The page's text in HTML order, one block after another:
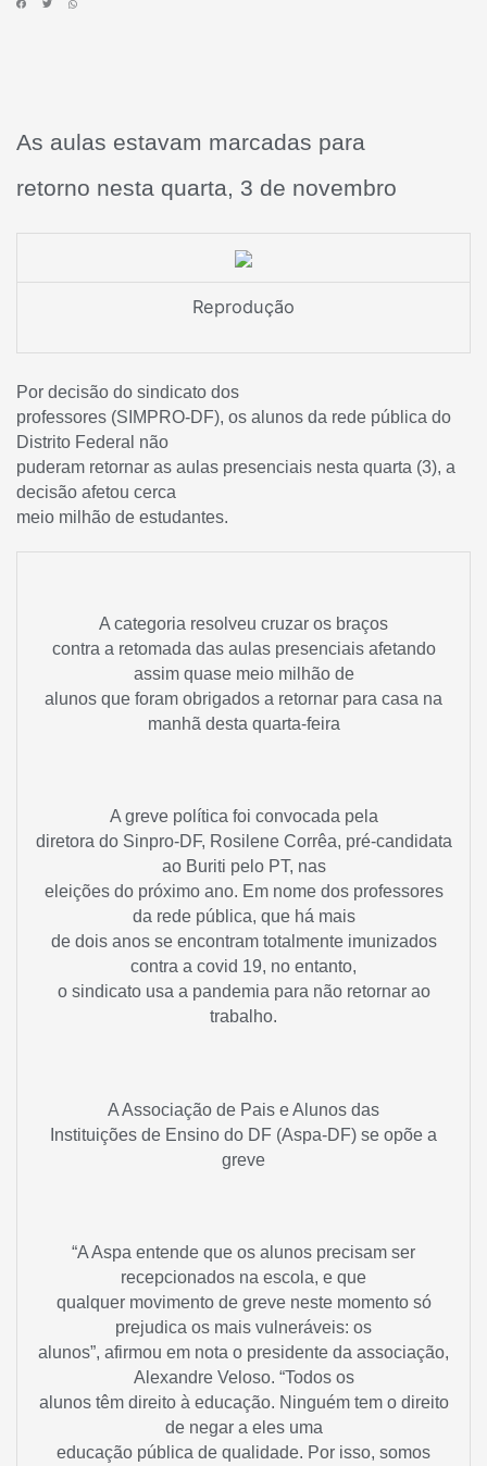
As aulas estavam marcadas para
retorno nesta quarta, 3 de novembro
Reprodução
Por decisão do sindicato dos
professores (SIMPRO-DF), os alunos da rede pública do
Distrito Federal não
puderam retornar as aulas presenciais nesta quarta (3), a
decisão afetou cerca
meio milhão de estudantes.
A categoria resolveu cruzar os braços
contra a retomada das aulas presenciais afetando
assim quase meio milhão de
alunos que foram obrigados a retornar para casa na
manhã desta quarta-feira
A greve política foi convocada pela
diretora do Sinpro-DF, Rosilene Corrêa, pré-candidata
ao Buriti pelo PT, nas
eleições do próximo ano. Em nome dos professores
da rede pública, que há mais
de dois anos se encontram totalmente imunizados
contra a covid 19, no entanto,
o sindicato usa a pandemia para não retornar ao
trabalho.
A Associação de Pais e Alunos das
Instituições de Ensino do DF (Aspa-DF) se opõe a
greve
“A Aspa entende que os alunos precisam ser
recepcionados na escola, e que
qualquer movimento de greve neste momento só
prejudica os mais vulneráveis: os
alunos”, afirmou em nota o presidente da associação,
Alexandre Veloso. “Todos os
alunos têm direito à educação. Ninguém tem o direito
de negar a eles uma
educação pública de qualidade. Por isso, somos